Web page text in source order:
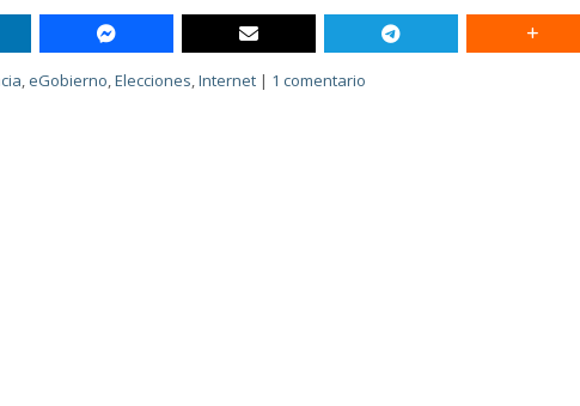
, eGobierno,Elecciones,Internet | 1 comentario